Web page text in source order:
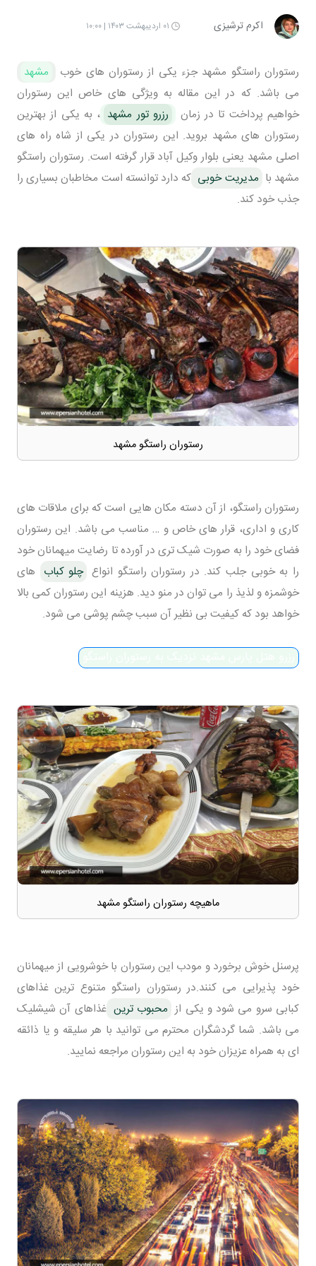
اکرم ترشیزی ۰۱ اردیبهشت ۱۴۰۳ | ۱۰:۰۰
رستوران راستگو مشهد جزء یکی از رستوران های خوب
مشهد
می باشد. که در این مقاله به ویژگی های خاص این رستوران
خواهیم پرداخت تا در زمان
رزرو تور مشهد ، به یکی از بهترین
رستوران های مشهد بروید. این رستوران در یکی از شاه راه های
اصلی مشهد یعنی بلوار وکیل آباد قرار گرفته است. رستوران راستگو
مشهد با مدیریت خوبی که دارد توانسته است مخاطبان بسیاری را
جذب خود کند.
رستوران راستگو مشهد
رستوران راستگو، از آن دسته مکان هایی است که برای ملاقات های
کاری و اداری، قرار های خاص و … مناسب می باشد. این رستوران
فضای خود را به صورت شیک تری در آورده تا رضایت میهمانان خود
را به خوبی جلب کند. در رستوران راستگو انواع چلو کباب های
خوشمزه و لذیذ را می توان در منو دید. هزینه این رستوران کمی بالا
خواهد بود که کیفیت بی نظیر آن سبب چشم پوشی می شود.
ماهیچه رستوران راستگو مشهد
پرسنل خوش برخورد و مودب این رستوران با خوشرویی از میهمانان
خود پذیرایی می کنند.در رستوران راستگو متنوع ترین غذاهای
کبابی سرو می شود و یکی از محبوب ترین غذاهای آن شیشلیک
می باشد. شما گردشگران محترم می توانید با هر سلیقه و یا ذائقه
ای به همراه عزیزان خود به این رستوران مراجعه نمایید.